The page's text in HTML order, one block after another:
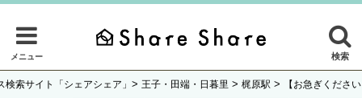
メニュー 検索
検索サイト「シェアシェア」 > 王子・田端・日暮里 > 梶原駅 > 【お急ぎくださ